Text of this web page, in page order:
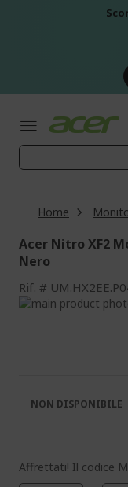
Home
Acer Nitro XF2
Nero
Rif.
Vai
immagini
immagini
Affrettati! Il codice
NON DISPONIBILE